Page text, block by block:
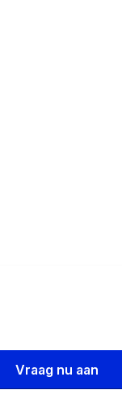
Vraag nu aan